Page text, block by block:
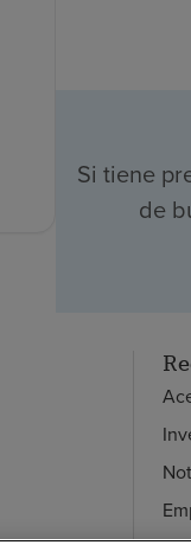
Si tiene
de